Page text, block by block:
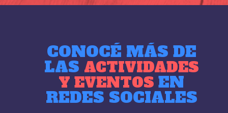
CONOCÉ MÁS DE
LAS ACTIVIDADES
Y EVENTOSEN
REDES SOCIALES